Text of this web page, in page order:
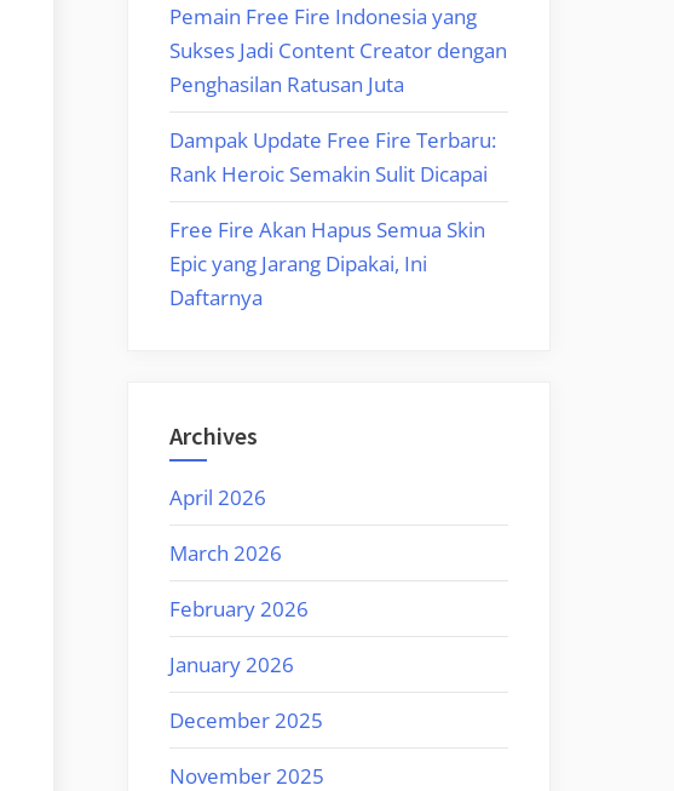
Pemain Free Fire Indonesia yang
Sukses Jadi Content Creator dengan
Penghasilan Ratusan Juta
Dampak Update Free Fire Terbaru:
Rank Heroic Semakin Sulit Dicapai
Free Fire Akan Hapus Semua Skin
Epic yang Jarang Dipakai, Ini
Daftarnya
Archives
April 2026
March 2026
February 2026
January 2026
December 2025
November 2025